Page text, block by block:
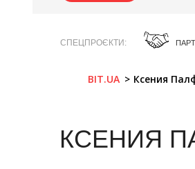
СПЕЦПРОЄКТИ
BIT.UA Ксения
КСЕНИЯ